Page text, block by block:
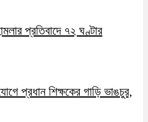
প্রতিবাদে ৭২ ঘণ্টার
প্রধান শিক্ষকের গাড়ি ভাঙচুর,